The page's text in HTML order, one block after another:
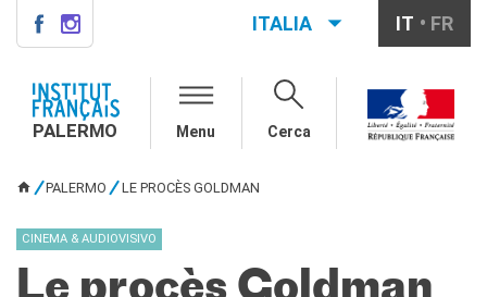
INSTITUT FRANÇAIS
PALERMO
Informazioni utili
AGENDA
Francese generale
ITALIA IT FR
PALERMO Menu Cerca
PALERMO LE PROCÈS GOLDMAN
CINEMA & AUDIOVISIVO